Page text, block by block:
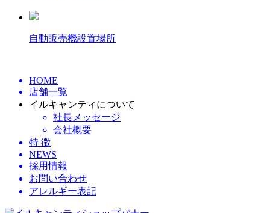
自動販売機設置場所
HOME
店舗一覧
イルキャンティについて
社長メッセージ
会社概要
特 徴
NEWS
採用情報
お問い合わせ
アレルギー表記